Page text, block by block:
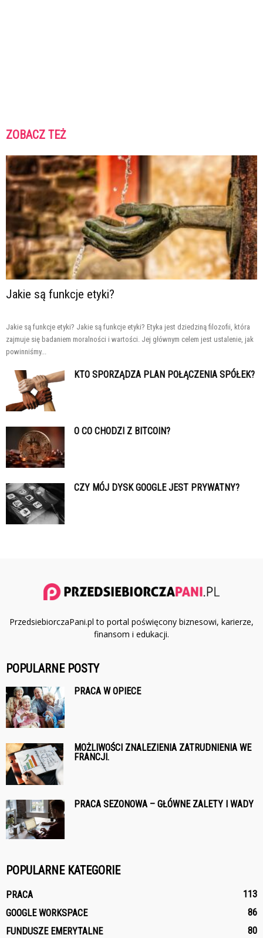
ZOBACZ TEŻ
Jakie są funkcje etyki?
Jakie są funkcje etyki? Jakie są funkcje etyki? Etyka jest dziedziną filozofii, która
zajmuje się badaniem moralności i wartości. Jej głównym celem jest ustalenie, jak
powinniśmy...
KTO SPORZĄDZA PLAN POŁĄCZENIA SPÓŁEK?
O CO CHODZI Z BITCOIN?
CZY MÓJ DYSK GOOGLE JEST PRYWATNY?
PrzedsiebiorczaPani.pl to portal poświęcony biznesowi, karierze,
finansom i edukacji.
POPULARNE POSTY
PRACA W OPIECE
MOŻLIWOŚCI ZNALEZIENIA ZATRUDNIENIA WE
FRANCJI.
PRACA SEZONOWA – GŁÓWNE ZALETY I WADY
POPULARNE KATEGORIE
PRACA
113
GOOGLE WORKSPACE
86
FUNDUSZE EMERYTALNE
80